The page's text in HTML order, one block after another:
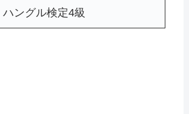
ハングル検定4級